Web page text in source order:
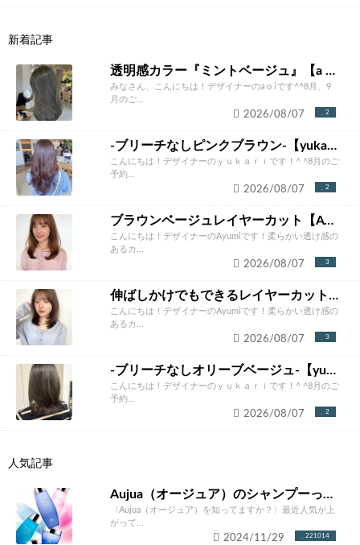
新着記事
透明感カラー『ミントベージュ』【a o i】
みなさん、こんにちは！デザイナーのa o iです^^8月、9
月のご...
2
2026/08/07
-ブリーチなしピンクブラウン-【yukari】
こんにちは！デザイナーのｙｕｋａｒｉです！^ ^8月のご
予約...
2
2026/08/07
ブラウンベージュレイヤーカット【Ayumi】
こんにちは！デザイナーのAyumiです！柔らかい透け感の
あるカ...
3
2026/08/07
伸ばしかけでもできるレイヤーカット【Ayumi】
こんにちは！デザイナーのAyumiです！柔らかい透け感の
あるカ...
3
2026/08/07
-ブリーチなしオリーブベージュ-【yukari】
こんにちは！デザイナーのｙｕｋａｒｉです！^ ^8月のご
予約...
2
2026/08/07
人気記事
Aujua（オージュア）のシャンプーって本当にいいの？ソムリエが徹底解説！
〈Aujua（オージュア）を知ってますか？〉最近人気が上
がって...
221014
2024/11/29